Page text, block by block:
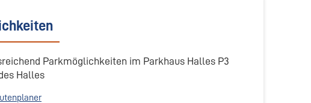
Parkmöglichkeiten im Parkhaus Halles P3
Halles